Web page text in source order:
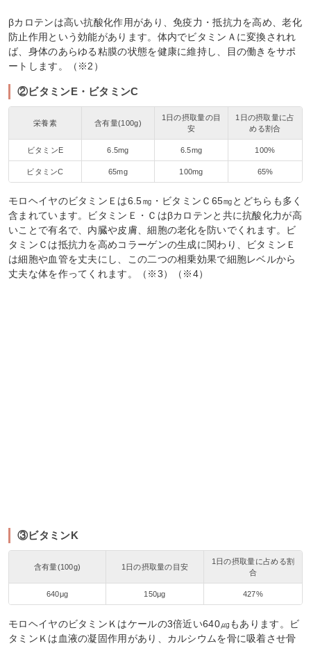
βカロテンは高い抗酸化作用があり、免疫力・抵抗力を高め、老化
防止作用という効能があります。体内でビタミンＡに変換されれ
ば、身体のあらゆる粘膜の状態を健康に維持し、目の働きをサポ
ートします。（※2）
②ビタミンE・ビタミンC
栄養素 含有量(100g)
1日の摂取量の目
安
1日の摂取量に占
める割合
ビタミンE 6.5mg 6.5mg 100%
ビタミンC 65mg 100mg 65%
モロヘイヤのビタミンＥは6.5㎎・ビタミンＣ65㎎とどちらも多く
含まれています。ビタミンＥ・Ｃはβカロテンと共に抗酸化力が高
いことで有名で、内臓や皮膚、細胞の老化を防いでくれます。ビ
タミンＣは抵抗力を高めコラーゲンの生成に関わり、ビタミンＥ
は細胞や血管を丈夫にし、この二つの相乗効果で細胞レベルから
丈夫な体を作ってくれます。（※3）（※4）
③ビタミンK
含有量(100g) 1日の摂取量の目安
1日の摂取量に占める割
合
640μg 150μg 427%
モロヘイヤのビタミンＫはケールの3倍近い640㎍もあります。ビ
タミンＫは血液の凝固作用があり、カルシウムを骨に吸着させ骨